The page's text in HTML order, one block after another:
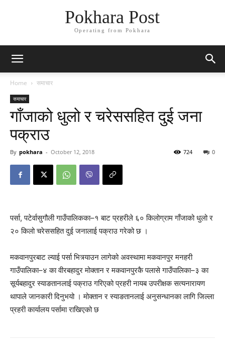
Pokhara Post
Operating from Pokhara
Home समाचार
समाचार
गाँजाको धुलो र चरेससहित दुई जना
पक्राउ
By pokhara - October 12, 2018 0
724
पर्सा, पटेर्वासुगौली गाउँपालिकका–१ बाट प्रहरीले ६० किलोग्राम गाँजाको धुलो र
२० किलो चरेससहित दुई जनालाई पक्राउ गरेको छ ।
मकवानपुरबाट ल्याई पर्सा भित्र्याउन लागेको अवस्थामा मकवानपुर मनहरी
गाउँपालिका–४ का वीरबहादुर मोक्तान र मकवानपुरकै पलासे गाउँपालिका–३ का
सूर्यबहादुर स्याङतानलाई पक्राउ गरिएको प्रहरी नायब उपरीक्षक सत्यनारायण
थापाले जानकारी दिनुभयो । मोक्तान र स्याङतानलाई अनुसन्धानका लागि जिल्ला
प्रहरी कार्यालय पर्सामा राखिएको छ